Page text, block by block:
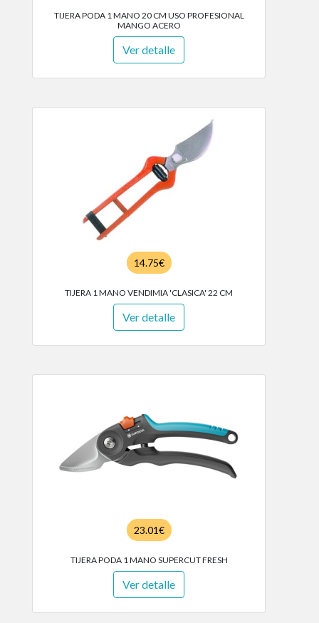
TIJERA PODA 1 MANO 20 CM USO PROFESIONAL
MANGO ACERO
Ver detalle
14.75€
TIJERA 1 MANO VENDIMIA 'CLASICA' 22 CM
Ver detalle
23.01€
TIJERA PODA 1 MANO SUPERCUT FRESH
Ver detalle